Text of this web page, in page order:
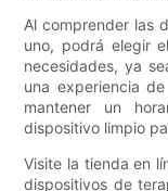
Al comprender las
uno, podrá elegir
necesidades, ya
una experiencia
mantener un
dispositivo limpio
Visite la tienda en
dispositivos de